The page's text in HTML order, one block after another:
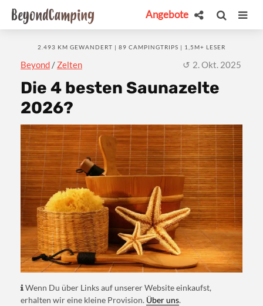
Angebote
Beyond / Zelten
2.493 KM GEWANDERT | 89 CAMPINGTRIPS | 1,5M+ LESER
2. Okt. 2025
Die 4 besten Saunazelte
2026?
Wenn Du über Links auf unserer Website einkaufst,
erhalten wir eine kleine Provision. Über uns.